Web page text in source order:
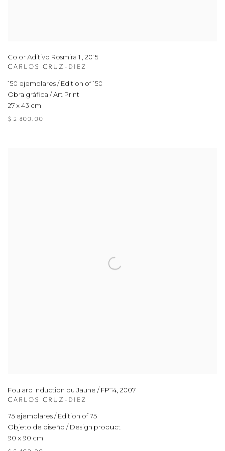
Color Aditivo Rosmira 1 , 2015
CARLOS CRUZ-DIEZ
150 ejemplares / Edition of 150
Obra gráfica / Art Print
27 x 43 cm
$ 2,800.00
Foulard Induction du Jaune / FPT4, 2007
CARLOS CRUZ-DIEZ
75 ejemplares / Edition of 75
Objeto de diseño / Design product
90 x 90 cm